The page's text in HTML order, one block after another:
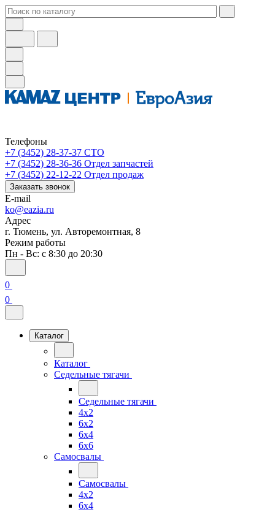
Телефоны
+7 (3452) 28-37-37 СТО
+7 (3452) 28-36-36 Отдел запчастей
+7 (3452) 22-12-22 Отдел продаж
Заказать звонок
E-mail
ko@eazia.ru
Адрес
г. Тюмень, ул. Авторемонтная, 8
Режим работы
Пн - Вс: с 8:30 до 20:30
0
0
Каталог
Каталог
Седельные тягачи
Седельные тягачи
4x2
6x2
6x4
6x6
Самосвалы
Самосвалы
4x2
6x4